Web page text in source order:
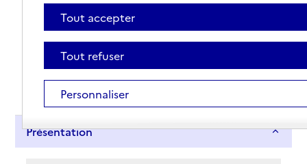
Tout déplier
Présentation
Tout accepter
Tout refuser
Personnaliser